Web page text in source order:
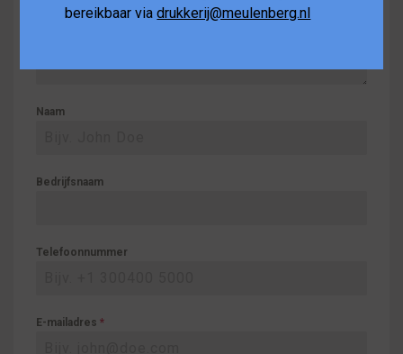
Naam
Bedrijfsnaam
Telefoonnummer
E-mailadres *
bereikbaar viadrukkerij@meulenberg.nl